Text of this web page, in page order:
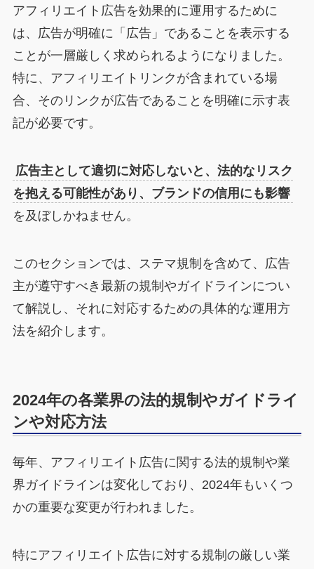
アフィリエイト広告を効果的に運用するために
は、広告が明確に「広告」であることを表示する
ことが一層厳しく求められるようになりました。
特に、アフィリエイトリンクが含まれている場
合、そのリンクが広告であることを明確に示す表
記が必要です。
広告主として適切に対応しないと、法的なリスク
を抱える可能性があり、ブランドの信用にも影響
を及ぼしかねません。
このセクションでは、ステマ規制を含めて、広告
主が遵守すべき最新の規制やガイドラインについ
て解説し、それに対応するための具体的な運用方
法を紹介します。
2024年の各業界の法的規制やガイドライ
ンや対応方法
毎年、アフィリエイト広告に関する法的規制や業
界ガイドラインは変化しており、2024年もいくつ
かの重要な変更が行われました。
特にアフィリエイト広告に対する規制の厳しい業